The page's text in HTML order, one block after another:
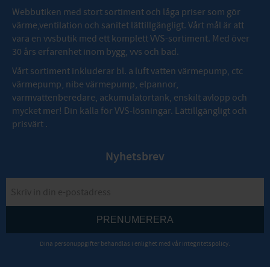
Webbutiken med stort sortiment och låga priser som gör
värme,ventilation och sanitet lättillgängligt. Vårt mål är att
vara en vvsbutik med ett komplett VVS-sortiment. Med över
30 års erfarenhet inom bygg, vvs och bad.
Vårt sortiment inkluderar bl. a luft vatten värmepump, ctc
värmepump, nibe värmepump, elpannor,
varmvattenberedare, ackumulatortank, enskilt avlopp och
mycket mer! Din källa för VVS-lösningar. Lättillgängligt och
prisvärt .
Nyhetsbrev
PRENUMERERA
Dina personuppgifter behandlas i enlighet med vår integritetspolicy.